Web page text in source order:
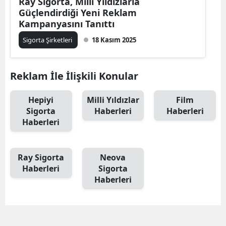
İzmir
Kastamonu
Kayseri
Güçlendirdiği Yeni Reklam
Kampanyasını Tanıttı
Sigorta Şirketleri 18 Kasım 2025
Reklam İle İlişkili Konular
Hepiyi
Sigorta
Haberleri
Milli Yıldızlar
Haberleri
Film
Haberleri
Ray Sigorta
Haberleri
Neova
Sigorta
Haberleri